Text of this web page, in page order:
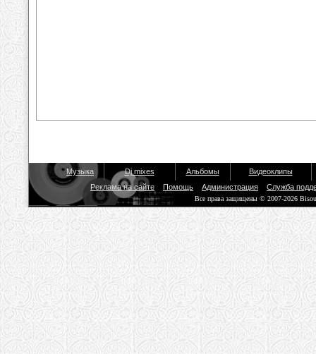
Музыка Dj mixes Альбомы
Видеоклипы
Реклама на сайте
Помощь Администрация Служба
Все права защищены © 2007-2026